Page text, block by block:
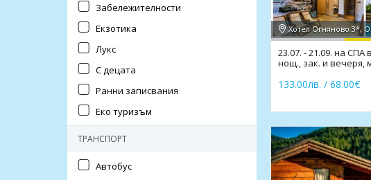
Забележителности
Екзотика
Лукс
С децата
Ранни записвания
Еко туризъм
ТРАНСПОРТ
Автобус
Хотел Огняново 3*,
23.07. - 21.09. на СПА
нощ., зак. и вечеря,
133.00лв. / 68.00€